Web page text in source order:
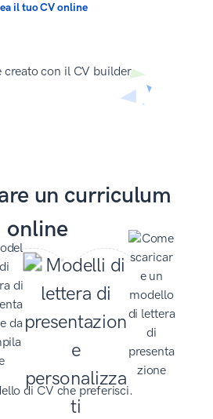
il tuo CV online
un curriculum
online
di CV che preferisci.